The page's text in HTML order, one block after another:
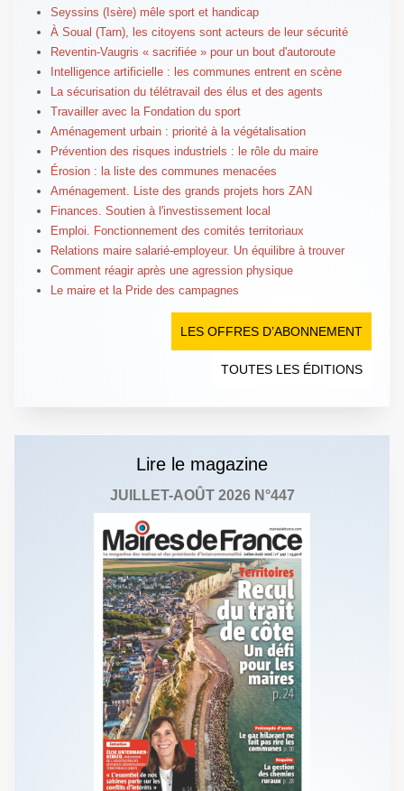
Seyssins (Isère) mêle sport et handicap
À Soual (Tarn), les citoyens sont acteurs de leur sécurité
Reventin-Vaugris « sacrifiée » pour un bout d'autoroute
Intelligence artificielle : les communes entrent en scène
La sécurisation du télétravail des élus et des agents
Travailler avec la Fondation du sport
Aménagement urbain : priorité à la végétalisation
Prévention des risques industriels : le rôle du maire
Érosion : la liste des communes menacées
Aménagement. Liste des grands projets hors ZAN
Finances. Soutien à l'investissement local
Emploi. Fonctionnement des comités territoriaux
Relations maire salarié-employeur. Un équilibre à trouver
Comment réagir après une agression physique
Le maire et la Pride des campagnes
LES OFFRES D’ABONNEMENT
TOUTES LES ÉDITIONS
Lire le magazine
JUILLET-AOÛT 2026 N°447